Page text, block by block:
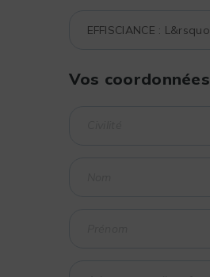
Vos coordonnées